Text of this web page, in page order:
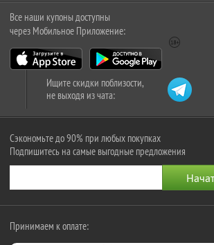
Все наши купоны доступны
через Мобильное Приложение:
Ищите скидки поблизости,
не выходя из чата:
Сэкономьте до 90% при любых покупках
Подпишитесь на самые выгодные предложения
Принимаем к оплате: